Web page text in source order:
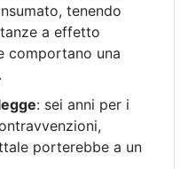
tenendo
a effetto
comportano una
: sei anni per i
porterebbe a un